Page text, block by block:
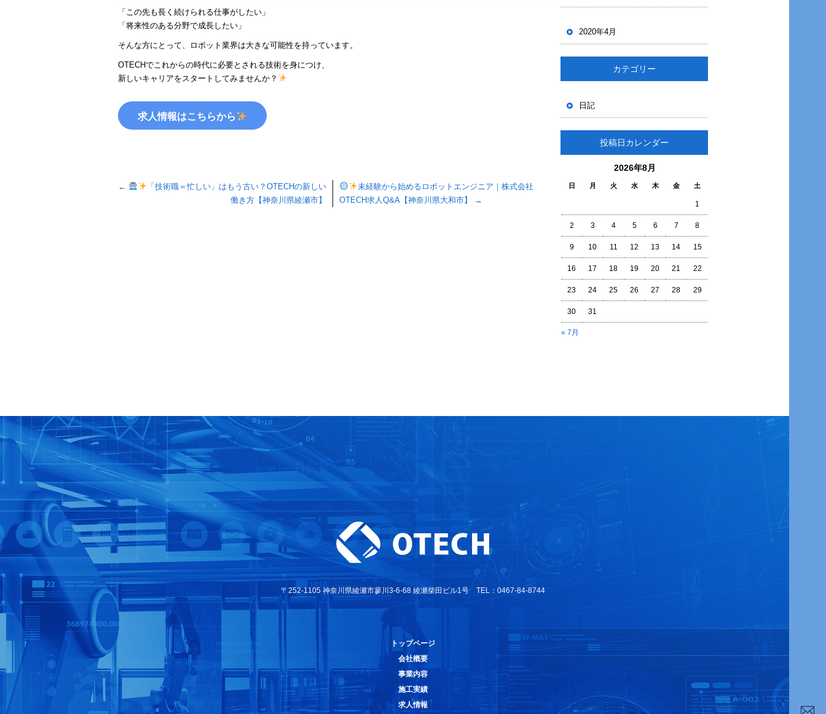
「この先も長く続けられる仕事がしたい」
「将来性のある分野で成長したい」
そんな方にとって、ロボット業界は大きな可能性を持っています。
OTECHでこれからの時代に必要とされる技術を身につけ、
新しいキャリアをスタートしてみませんか？
求人情報はこちらから
←
「技術職＝忙しい」はもう古い？OTECHの新しい
働き方【神奈川県綾瀬市】
未経験から始めるロボットエンジニア｜株式会社
OTECH求人Q&A【神奈川県大和市】
→
2020年4月
カテゴリー
日記
投稿日カレンダー
2026年8月
日 月 火 水 木 金 土
« 7月
1
2 3 4 5 6 7 8
9 10 11 12 13 14 15
16 17 18 19 20 21 22
23 24 25 26 27 28 29
30 31
トップページ
会社概要
事業内容
施工実績
求人情報
〒252-1105 神奈川県綾瀬市蓼川3-6-68 綾瀬柴田ビル1号 TEL：0467-84-8744